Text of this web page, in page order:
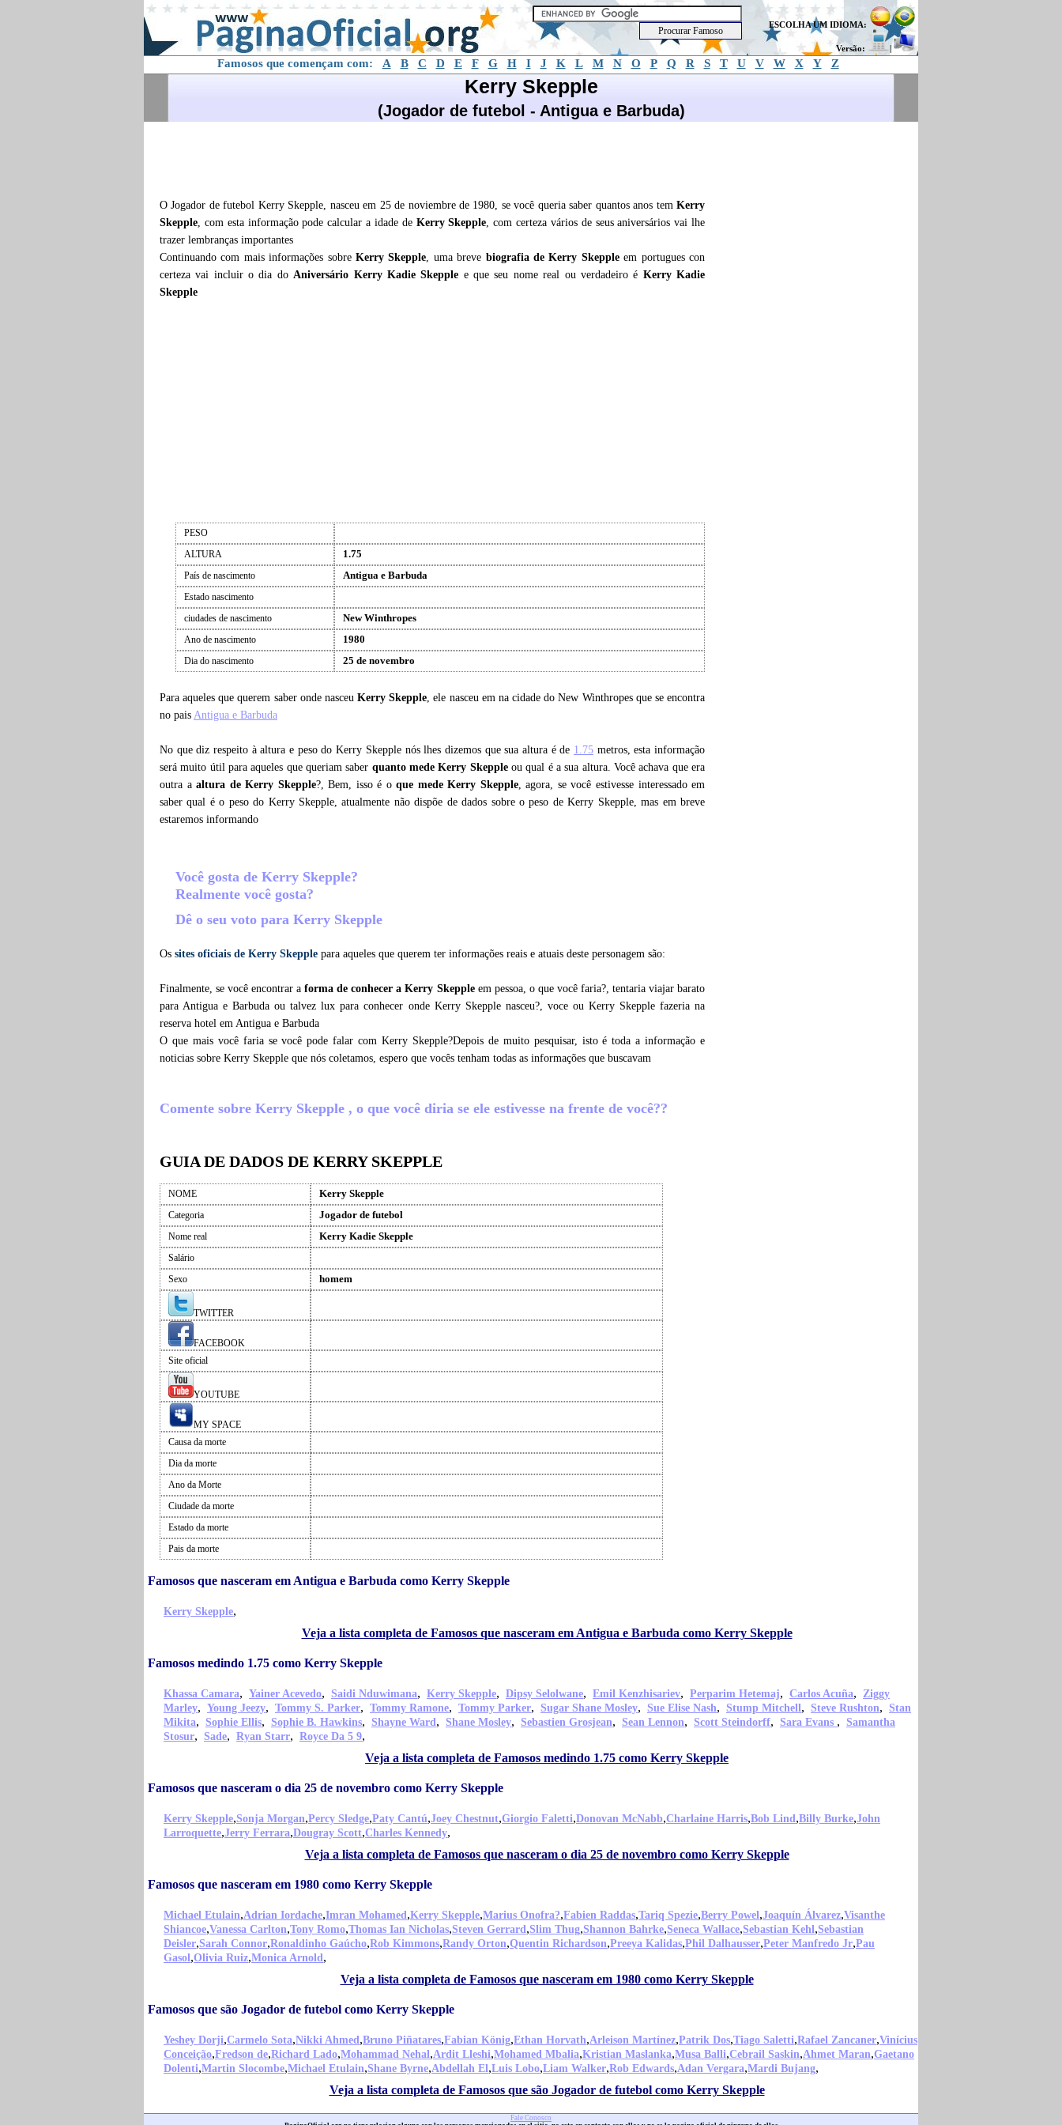
ESCOLHA UM IDIOMA:
Versão: |
Famosos que començam com: A B C D E F G H I J K L M N O P Q R S T U V W X Y Z
Kerry Skepple
(Jogador de futebol - Antigua e Barbuda)
O Jogador de futebol Kerry Skepple, nasceu em 25 de noviembre de 1980, se você queria saber quantos anos tem Kerry
Skepple, com esta informação pode calcular a idade de Kerry Skepple, com certeza vários de seus aniversários vai lhe
trazer lembranças importantes
Continuando com mais informações sobre Kerry Skepple, uma breve biografia deKerry Skeppleem portugues con
certeza vai incluir o dia doAniversário Kerry Kadie Skepple e que seu nome real ou verdadeiro é Kerry Kadie
Skepple
PESO
ALTURA
1.75
País de nascimento Antigua e Barbuda
Estado nascimento
ciudades de nascimento
New Winthropes
Ano de nascimento 1980
Dia do nascimento 25 de novembro
Para aqueles que querem saber onde nasceuKerry Skepple, ele nasceu em na cidade do New Winthropes que se encontra
no pais Antigua e Barbuda
No que diz respeito à altura e peso do Kerry Skepple nós lhes dizemos que sua altura é de 1.75metros, esta informação
será muito útil para aqueles que queriam saber quanto mede Kerry Skeppleou qual é a sua altura. Você achava que era
outra aaltura de Kerry Skepple?, Bem, isso é oque mede Kerry Skepple, agora, se você estivesse interessado em
saber qual é o peso do Kerry Skepple, atualmente não dispõe de dados sobre o peso de Kerry Skepple, mas em breve
estaremos informando
Você gosta de Kerry Skepple?
Realmente você gosta?
Dê o seu voto para Kerry Skepple
Os sites oficiais de Kerry Skepple para aqueles que querem ter informações reais e atuais deste personagem são:
Finalmente, se você encontrar aforma de conhecer a Kerry Skeppleem pessoa, o que você faria?, tentaria viajar barato
para Antigua e Barbuda ou talvez lux para conhecer onde Kerry Skepple nasceu?, voce ou Kerry Skepple fazeria na
reserva hotel em Antigua e Barbuda
O que mais você faria se você pode falar com Kerry Skepple?Depois de muito pesquisar, isto é toda a informação e
noticias sobre Kerry Skepple que nós coletamos, espero que vocês tenham todas as informações que buscavam
Comente sobre Kerry Skepple , o que você diria se ele estivesse na frente de você??
GUIA DE DADOS DE KERRY SKEPPLE
NOME Kerry Skepple
Categoria Jogador de futebol
Nome real Kerry Kadie Skepple
Salário
Sexo
homem
TWITTER
FACEBOOK
Site oficial
YOUTUBE
MY SPACE
Causa da morte
Dia da morte
Ano da Morte
Ciudade da morte
Estado da morte
Pais da morte
Famosos que nasceram em Antigua e Barbuda como Kerry Skepple
Kerry Skepple,
Veja a lista completa de Famosos que nasceram em Antigua e Barbuda como Kerry Skepple
Famosos medindo 1.75 como Kerry Skepple
Khassa Camara, Yainer Acevedo, Saidi Nduwimana, Kerry Skepple, Dipsy Selolwane, Emil Kenzhisariev, Perparim Hetemaj, Carlos Acuña, Ziggy
Marley, Young Jeezy, Tommy S. Parker, Tommy Ramone, Tommy Parker, Sugar Shane Mosley, Sue Elise Nash, Stump Mitchell, Steve Rushton, Stan
Mikita, Sophie Ellis, Sophie B. Hawkins, Shayne Ward, Shane Mosley, Sebastien Grosjean, Sean Lennon, Scott Steindorff, Sara Evans , Samantha
Stosur, Sade, Ryan Starr, Royce Da 5 9,
Veja a lista completa de Famosos medindo 1.75 como Kerry Skepple
Famosos que nasceram o dia 25 de novembro como Kerry Skepple
Kerry Skepple,Sonja Morgan,Percy Sledge,Paty Cantú,Joey Chestnut,Giorgio Faletti,Donovan McNabb,Charlaine Harris,Bob Lind,Billy Burke,John
Larroquette,Jerry Ferrara,Dougray Scott,Charles Kennedy,
Veja a lista completa de Famosos que nasceram o dia 25 de novembro como Kerry Skepple
Famosos que nasceram em 1980 como Kerry Skepple
Michael Etulain,Adrian Iordache,Imran Mohamed,Kerry Skepple,Marius Onofra?,Fabien Raddas,Tariq Spezie,Berry Powel,Joaquín Álvarez,Visanthe
Shiancoe,Vanessa Carlton,Tony Romo,Thomas Ian Nicholas,Steven Gerrard,Slim Thug,Shannon Bahrke,Seneca Wallace,Sebastian Kehl,Sebastian
Deisler,Sarah Connor,Ronaldinho Gaúcho,Rob Kimmons,Randy Orton,Quentin Richardson,Preeya Kalidas,Phil Dalhausser,Peter Manfredo Jr,Pau
Gasol,Olivia Ruiz,Monica Arnold,
Veja a lista completa de Famosos que nasceram em 1980 como Kerry Skepple
Famosos que são Jogador de futebol como Kerry Skepple
Yeshey Dorji,Carmelo Sota,Nikki Ahmed,Bruno Piñatares,Fabian König,Ethan Horvath,Arleison Martínez,Patrik Dos,Tiago Saletti,Rafael Zancaner,Vinícius
Conceição,Fredson de,Richard Lado,Mohammad Nehal,Ardit Lleshi,Mohamed Mbalia,Kristian Maslanka,Musa Balli,Cebrail Saskin,Ahmet Maran,Gaetano
Dolenti,Martin Slocombe,Michael Etulain,Shane Byrne,Abdellah El,Luis Lobo,Liam Walker,Rob Edwards,Adan Vergara,Mardi Bujang,
Veja a lista completa de Famosos que são Jogador de futebol como Kerry Skepple
Fale Conosco